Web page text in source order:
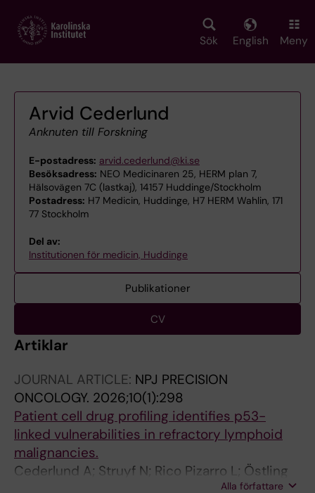
main
Sök English Meny
Arvid Cederlund
Anknuten till Forskning
E-postadress: arvid.cederlund@ki.se
Besöksadress: NEO Medicinaren 25, HERM plan 7,
Hälsovägen 7C (lastkaj), 14157 Huddinge/Stockholm
Postadress: H7 Medicin, Huddinge, H7 HERM Wahlin, 171
77 Stockholm
Del av:
Institutionen för medicin, Huddinge
Publikationer
CV
Artiklar
JOURNAL ARTICLE: NPJ PRECISION
ONCOLOGY. 2026;10(1):298
Patient cell drug profiling identifies p53-
linked vulnerabilities in refractory lymphoid
malignancies.
Cederlund A; Struyf N; Rico Pizarro L; Östling
Alla författare